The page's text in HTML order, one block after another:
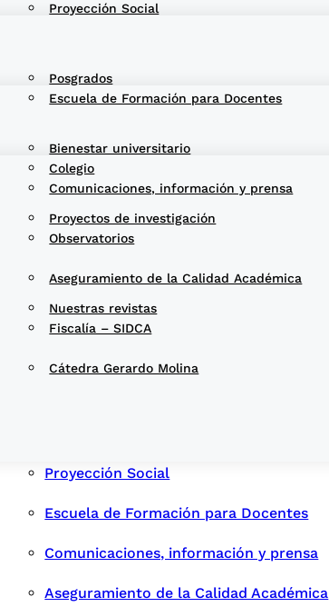
Proyección Social
Escuela de Formación para Docentes
Comunicaciones, información y prensa
Aseguramiento de la Calidad Académica
Cátedra Gerardo Molina
Posgrados
Colegio
Bienestar universitario
Observatorios
Fiscalía – SIDCA
Proyectos de investigación
Nuestras revistas
Proyección Social
Escuela de Formación para Docentes
Comunicaciones, información y prensa
Aseguramiento de la Calidad Académica